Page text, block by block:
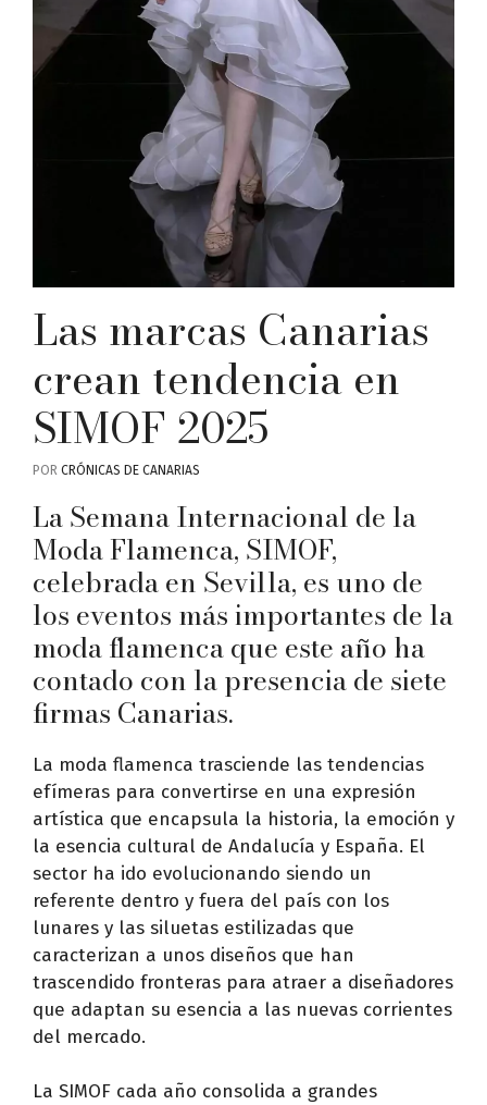
Las marcas Canarias
crean tendencia en
SIMOF 2025
POR CRÓNICAS DE CANARIAS
La Semana Internacional de la
Moda Flamenca, SIMOF,
celebrada en Sevilla, es uno de
los eventos más importantes de la
moda flamenca que este año ha
contado con la presencia de siete
firmas Canarias.
La moda flamenca trasciende las tendencias
efímeras para convertirse en una expresión
artística que encapsula la historia, la emoción y
la esencia cultural de Andalucía y España. El
sector ha ido evolucionando siendo un
referente dentro y fuera del país con los
lunares y las siluetas estilizadas que
caracterizan a unos diseños que han
trascendido fronteras para atraer a diseñadores
que adaptan su esencia a las nuevas corrientes
del mercado.
La SIMOF cada año consolida a grandes